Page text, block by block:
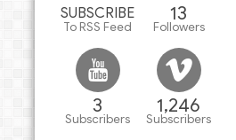
SUBSCRIBE
To RSS Feed
13
Followers
3
Subscribers
1,246
Subscribers